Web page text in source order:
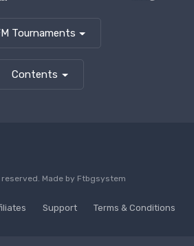
Tournaments
Contents
Made by Ftbgsystem
Support Terms & Conditions